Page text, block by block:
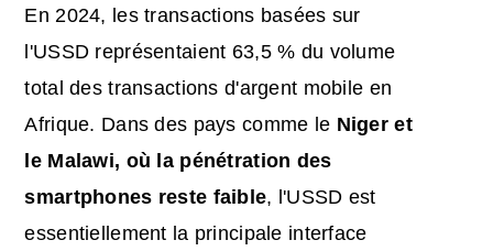
En 2024, les transactions basées sur
l'USSD représentaient 63,5 % du volume
total des transactions d'argent mobile en
Afrique. Dans des pays comme le Niger et
le Malawi, où la pénétration des
smartphones reste faible, l'USSD est
essentiellement la principale interface